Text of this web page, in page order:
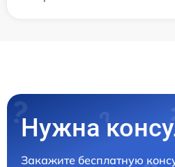
Нужна
Закажите бесплатную